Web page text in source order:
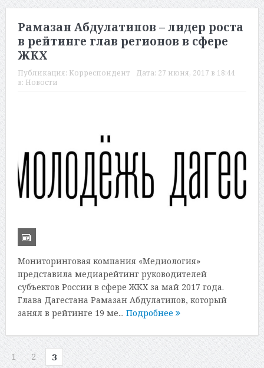
Рамазан Абдулатипов – лидер роста
в рейтинге глав регионов в сфере
ЖКХ
Публикация: Корреспондент Дата: 27 июня, 2017 в 18:44
в: Новости
Мониторинговая компания «Медиология»
представила медиарейтинг руководителей
субъектов России в сфере ЖКХ за май 2017 года.
Глава Дагестана Рамазан Абдулатипов, который
занял в рейтинге 19 ме... Подробнее
1 2 3